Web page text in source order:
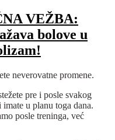
VEŽBA:
bolove u
neverovatne promene.
pre i posle svakog
u planu toga dana.
posle treninga, već